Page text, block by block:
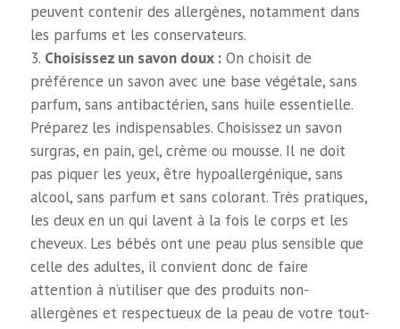
peuvent contenir des allergènes, notamment dans
les parfums et les conservateurs.
Choisissez un savon doux :On choisit de
préférence un savon avec une base végétale, sans
parfum, sans antibactérien, sans huile essentielle.
Préparez les indispensables. Choisissez un savon
surgras, en pain, gel, crème ou mousse. Il ne doit
pas piquer les yeux, être hypoallergénique, sans
alcool, sans parfum et sans colorant. Très pratiques,
les deux en un qui lavent à la fois le corps et les
cheveux. Les bébés ont une peau plus sensible que
celle des adultes, il convient donc de faire
attention à n’utiliser que des produits non-
allergènes et respectueux de la peau de votre tout-